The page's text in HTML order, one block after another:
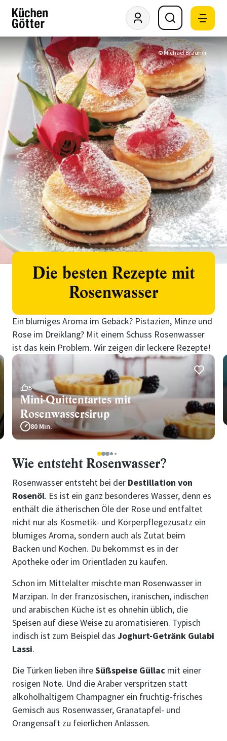
© Michael Brauner
Die besten Rezepte mit
Rosenwasser
Ein blumiges Aroma im Gebäck? Pistazien, Minze und
Rose im Dreiklang? Mit einem Schuss Rosenwasser
ist das kein Problem. Wir zeigen dir leckere Rezepte!
5
Mini-Quittentartes mit
Rosenwassersirup
80 Min.
1234 5
Wie entsteht Rosenwasser?
Rosenwasser entsteht bei der Destillation von
Rosenöl. Es ist ein ganz besonderes Wasser, denn es
enthält die ätherischen Öle der Rose und entfaltet
nicht nur als Kosmetik- und Körperpflegezusatz ein
blumiges Aroma, sondern auch als Zutat beim
Backen und Kochen. Du bekommst es in der
Apotheke oder im Orientladen zu kaufen.
Schon im Mittelalter mischte man Rosenwasser in
Marzipan. In der französischen, iranischen, indischen
und arabischen Küche ist es ohnehin üblich, die
Speisen auf diese Weise zu aromatisieren. Typisch
indisch ist zum Beispiel das Joghurt-Getränk Gulabi
Lassi.
Die Türken lieben ihreSüßspeise Güllac mit einer
rosigen Note. Und die Araber verspritzen statt
alkoholhaltigem Champagner ein fruchtig-frisches
Gemisch aus Rosenwasser, Granatapfel- und
Orangensaft zu feierlichen Anlässen.